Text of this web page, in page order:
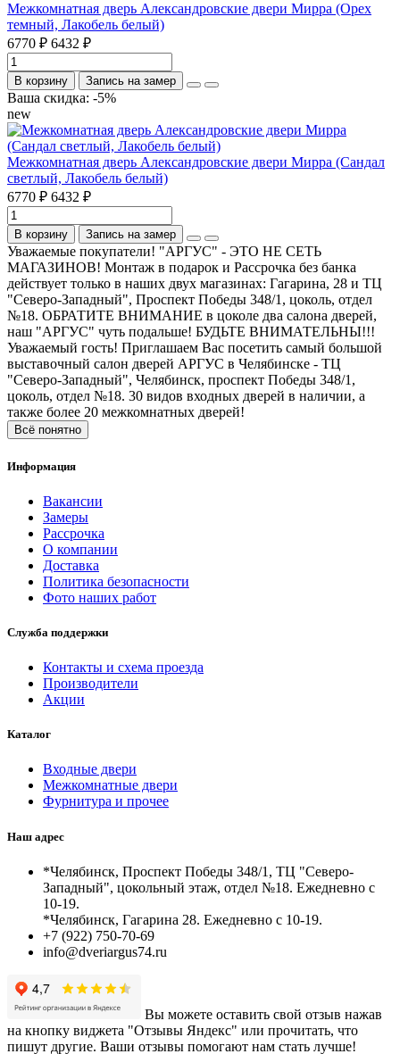
Межкомнатная дверь Александровские двери Мирра (Орех
темный, Лакобель белый)
6770 ₽ 6432 ₽
В корзину Запись на замер
Ваша скидка: -5%
new
Межкомнатная дверь Александровские двери Мирра (Сандал
светлый, Лакобель белый)
6770 ₽ 6432 ₽
В корзину Запись на замер
Уважаемые покупатели! "АРГУС" - ЭТО НЕ СЕТЬ
МАГАЗИНОВ! Монтаж в подарок и Рассрочка без банка
действует только в наших двух магазинах: Гагарина, 28 и ТЦ
"Северо-Западный", Проспект Победы 348/1, цоколь, отдел
№18. ОБРАТИТЕ ВНИМАНИЕ в цоколе два салона дверей,
наш "АРГУС" чуть подальше! БУДЬТЕ ВНИМАТЕЛЬНЫ!!!
Уважаемый гость! Приглашаем Вас посетить самый большой
выставочный салон дверей АРГУС в Челябинске - ТЦ
"Северо-Западный", Челябинск, проспект Победы 348/1,
цоколь, отдел №18. 30 видов входных дверей в наличии, а
также более 20 межкомнатных дверей!
Всё понятно
Информация
Вакансии
Замеры
Рассрочка
О компании
Доставка
Политика безопасности
Фото наших работ
Служба поддержки
Контакты и схема проезда
Производители
Акции
Каталог
Входные двери
Межкомнатные двери
Фурнитура и прочее
Наш адрес
*Челябинск, Проспект Победы 348/1, ТЦ "Северо-
Западный", цокольный этаж, отдел №18. Ежедневно с
10-19.
*Челябинск, Гагарина 28. Ежедневно с 10-19.
+7 (922) 750-70-69
info@dveriargus74.ru
Вы можете оставить свой отзыв нажав
на кнопку виджета "Отзывы Яндекс" или прочитать, что
пишут другие. Ваши отзывы помогают нам стать лучше!